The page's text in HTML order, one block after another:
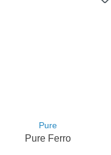
Pure
Pure Ferro